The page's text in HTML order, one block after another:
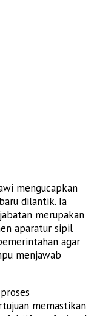
mengucapkan
dilantik. Ia
merupakan
aparatur sipil
agar
menjawab
memastikan